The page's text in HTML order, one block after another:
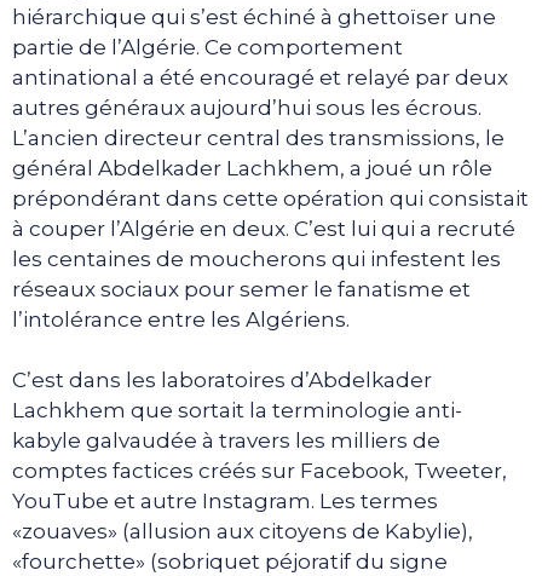
hiérarchique qui s’est échiné à ghettoïser une
partie de l’Algérie. Ce comportement
antinational a été encouragé et relayé par deux
autres généraux aujourd’hui sous les écrous.
L’ancien directeur central des transmissions, le
général Abdelkader Lachkhem, a joué un rôle
prépondérant dans cette opération qui consistait
à couper l’Algérie en deux. C’est lui qui a recruté
les centaines de moucherons qui infestent les
réseaux sociaux pour semer le fanatisme et
l’intolérance entre les Algériens.
C’est dans les laboratoires d’Abdelkader
Lachkhem que sortait la terminologie anti-
kabyle galvaudée à travers les milliers de
comptes factices créés sur Facebook, Tweeter,
YouTube et autre Instagram. Les termes
«zouaves» (allusion aux citoyens de Kabylie),
«fourchette» (sobriquet péjoratif du signe